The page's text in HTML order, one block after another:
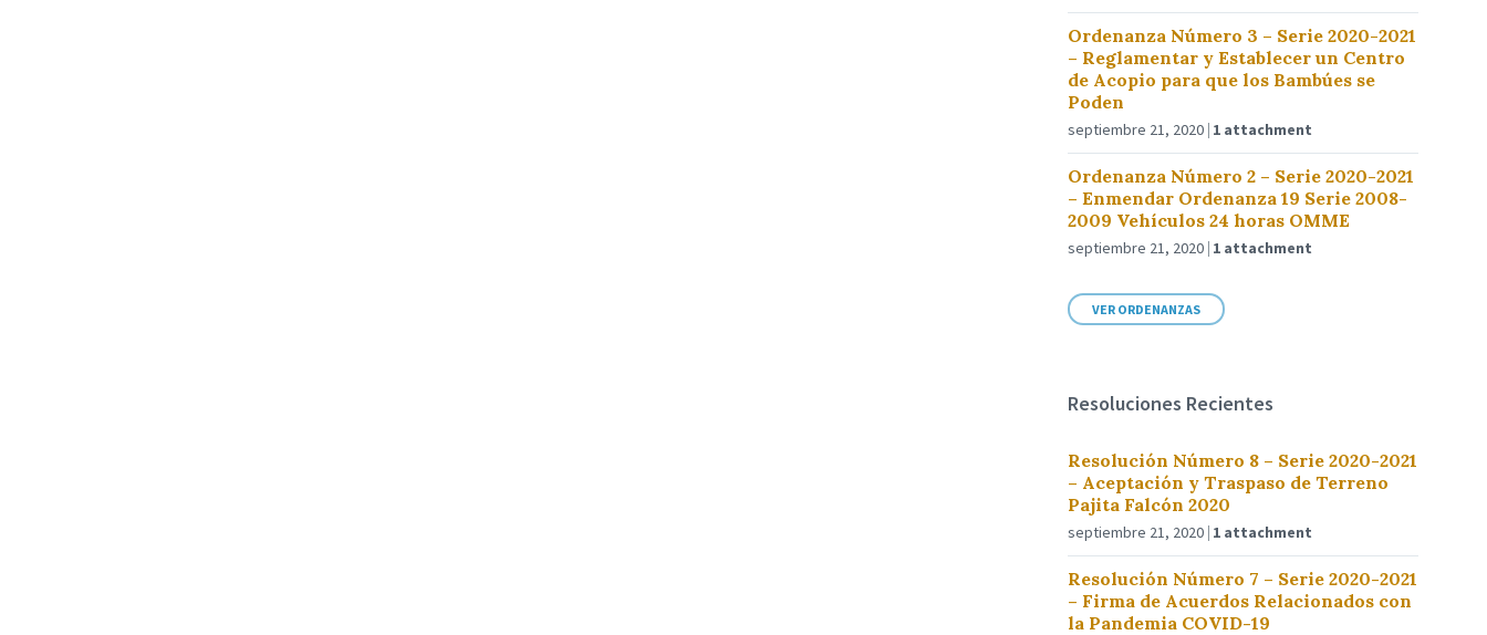
Ordenanza Número 3 – Serie 2020-2021
– Reglamentar y Establecer un Centro
de Acopio para que los Bambúes se
Poden
septiembre 21, 2020 1 attachment
Ordenanza Número 2 – Serie 2020-2021
– Enmendar Ordenanza 19 Serie 2008-
2009 Vehículos 24 horas OMME
septiembre 21, 2020 1 attachment
VER ORDENANZAS
Resoluciones Recientes
Resolución Número 8 – Serie 2020-2021
– Aceptación y Traspaso de Terreno
Pajita Falcón 2020
septiembre 21, 2020 1 attachment
Resolución Número 7 – Serie 2020-2021
– Firma de Acuerdos Relacionados con
la Pandemia COVID-19